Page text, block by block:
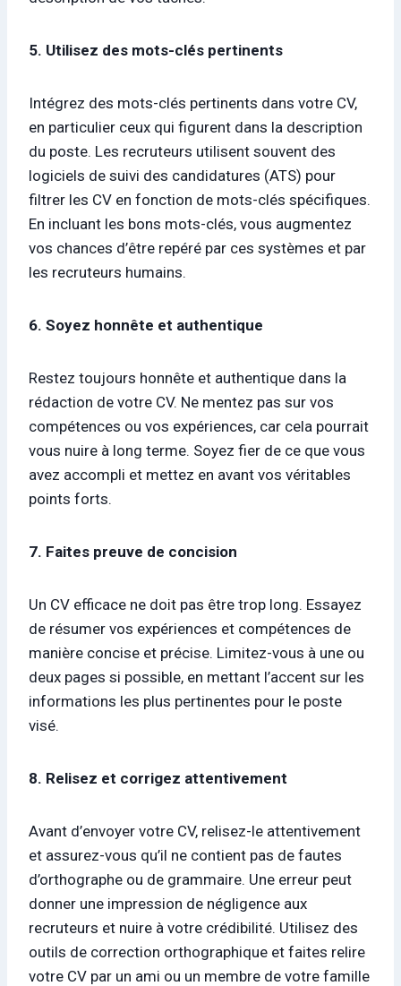
5. Utilisez des mots-clés pertinents
Intégrez des mots-clés pertinents dans votre CV,
en particulier ceux qui figurent dans la description
du poste. Les recruteurs utilisent souvent des
logiciels de suivi des candidatures (ATS) pour
filtrer les CV en fonction de mots-clés spécifiques.
En incluant les bons mots-clés, vous augmentez
vos chances d’être repéré par ces systèmes et par
les recruteurs humains.
6. Soyez honnête et authentique
Restez toujours honnête et authentique dans la
rédaction de votre CV. Ne mentez pas sur vos
compétences ou vos expériences, car cela pourrait
vous nuire à long terme. Soyez fier de ce que vous
avez accompli et mettez en avant vos véritables
points forts.
7. Faites preuve de concision
Un CV efficace ne doit pas être trop long. Essayez
de résumer vos expériences et compétences de
manière concise et précise. Limitez-vous à une ou
deux pages si possible, en mettant l’accent sur les
informations les plus pertinentes pour le poste
visé.
8. Relisez et corrigez attentivement
Avant d’envoyer votre CV, relisez-le attentivement
et assurez-vous qu’il ne contient pas de fautes
d’orthographe ou de grammaire. Une erreur peut
donner une impression de négligence aux
recruteurs et nuire à votre crédibilité. Utilisez des
outils de correction orthographique et faites relire
votre CV par un ami ou un membre de votre famille